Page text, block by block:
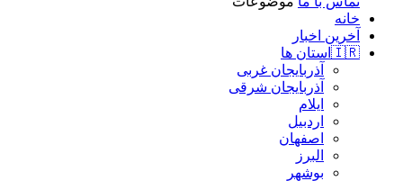
خانه
آخرین اخبار
🇮🇷استان ‌ها
آذربایجان غربی
آذربایجان شرقی
ایلام
اردبیل
اصفهان
البرز
بوشهر